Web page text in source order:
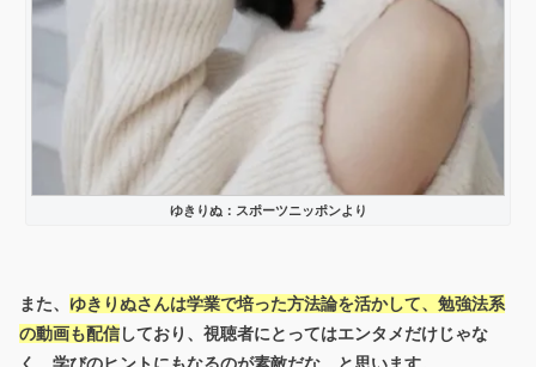
ゆきりぬ：スポーツニッポンより
また、 ゆきりぬさんは学業で培った方法論を活かして、勉強法系
の動画も配信しており、視聴者にとってはエンタメだけじゃな
く、学びのヒントにもなるのが素敵だな、と思います。